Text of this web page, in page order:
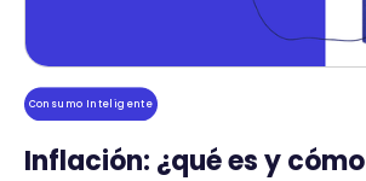
Consumo Inteligente
Inflación: ¿qué es y cómo